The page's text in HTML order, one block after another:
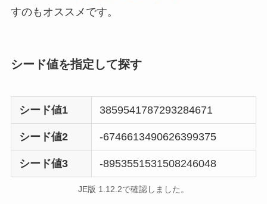
すのもオススメです。
シード値を指定して探す
シード値1 3859541787293284671
シード値2 -6746613490626399375
シード値3 -8953551531508246048
JE版 1.12.2で確認しました。